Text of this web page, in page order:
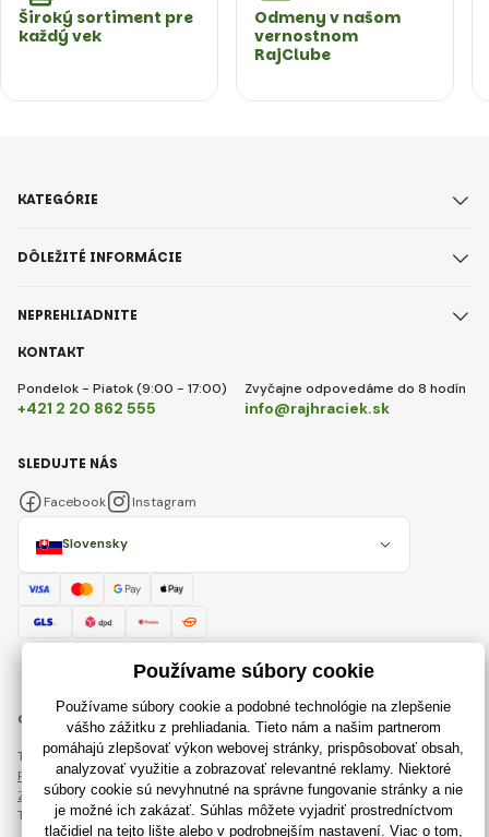
Široký sortiment pre
každý vek
Odmeny v našom
vernostnom
RajClube
KONTAKT
Pondelok - Piatok (9:00 - 17:00)
+421 2 20 862 555
Zvyčajne odpovedáme do 8 hodín
info@rajhraciek.sk
KATEGÓRIE
DÔLEŽITÉ INFORMÁCIE
NEPREHLIADNITE
Slovensky
SLEDUJTE NÁS
Facebook Instagram
© 2018 - 2026 RajHraciek.sk, Všetky práva vyhradené
Táto stránka je chránená pomocou reCAPTCHA a uplatňujú sa
Pravidlá ochrany osobných údajovspoločnosti Google a ich
Zmluvné podmienky.
Tvorba výkonných internetových obchodov odRIESENIA